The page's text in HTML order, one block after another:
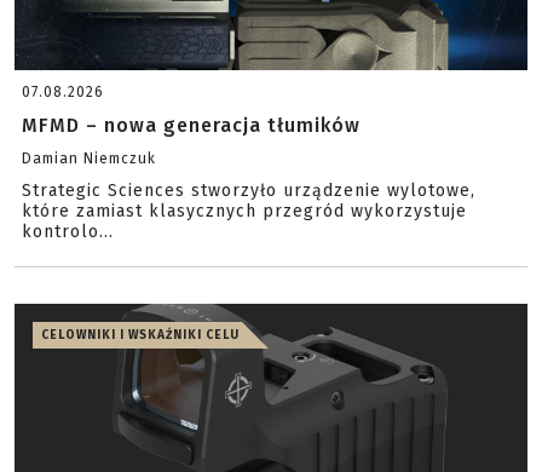
07.08.2026
MFMD – nowa generacja tłumików
Damian Niemczuk
Strategic Sciences stworzyło urządzenie wylotowe,
które zamiast klasycznych przegród wykorzystuje
kontrolo...
CELOWNIKI I WSKAŹNIKI CELU